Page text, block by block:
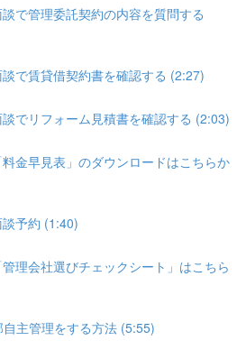
で管理委託契約の内容を質問する
で賃貸借契約書を確認する (2:27)
でリフォーム見積書を確認する (2:03)
金早見表」のダウンロードはこちらか
予約 (1:40)
理会社選びチェックシート」はこちら
主管理をする方法 (5:55)